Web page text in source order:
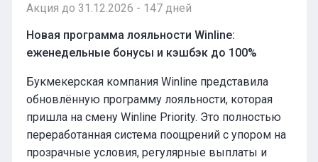
Акция до 31.12.2026 - 147 дней
Новая программа лояльности Winline:
еженедельные бонусы и кэшбэк до 100%
Букмекерская компания Winline представила
обновлённую программу лояльности, которая
пришла на смену Winline Priority. Это полностью
переработанная система поощрений с упором на
прозрачные условия, регулярные выплаты и